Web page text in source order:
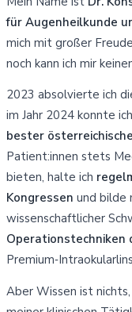
für Augenheilkunde
mich mit großer
noch kann ich mir
2023 absolvierte ich
im Jahr 2024 konnte
bester
Patient:innen stets
bieten, halte ich
Kongressen und bilde
wissenschaftlicher
Operationstechniken
Aber Wissen ist